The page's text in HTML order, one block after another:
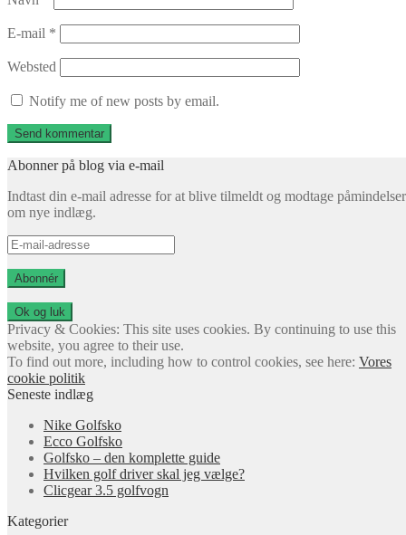
E-mail *
Websted
Notify me of new posts by email.
Abonner på blog via e-mail
Indtast din e-mail adresse for at blive tilmeldt og modtage påmindelser
om nye indlæg.
E-
mail-
adresse
Abonnér
Privacy & Cookies: This site uses cookies. By continuing to use this
website, you agree to their use.
To find out more, including how to control cookies, see here: Vores
cookie politik
Seneste indlæg
Nike Golfsko
Ecco Golfsko
Golfsko – den komplette guide
Hvilken golf driver skal jeg vælge?
Clicgear 3.5 golfvogn
Kategorier